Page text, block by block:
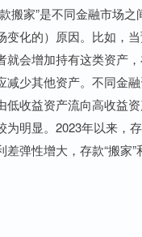
搬家”是不同金融市场
变化的）原因。比如，
就会增加持有这类资产
减少其他资产。不同金
低收益资产流向高收益
为明显。2023年以来，
弹性增大，存款“搬家”